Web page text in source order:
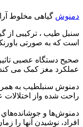
دمنوش گیاهی مخلوط آرامش 111 تولید
سنبل طیب ، ترکیبی از
است که به صورتی
صحیح دستگاه عصبی
عملکرد مغز کمک می
دمنوش سنبلطیب به
راحت شده واز
دمنوش‌ها و جوشانده‌هاي
افراد، نوشيدن آنها را